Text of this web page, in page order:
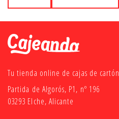
Tu tienda online de cajas de cartón
Partida de Algorós, P1, nº 196
03293 Elche, Alicante